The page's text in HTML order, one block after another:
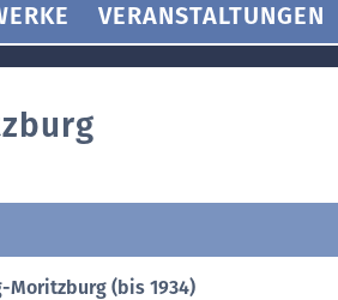
VERANSTALTUNGEN
Moritzburg (bis 1934)